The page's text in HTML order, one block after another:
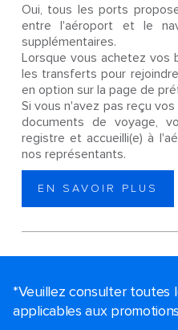
Oui, tous les ports
entre l'aéroport et le
supplémentaires.
Lorsque vous achetez vos
les transferts pour
en option sur la page de
Si vous n'avez pas reçu
documents de voyage,
registre et accueilli(e) à
nos représentants.
EN SAVOIR PLUS
*Veuillez consulter toutes
applicables aux promotions